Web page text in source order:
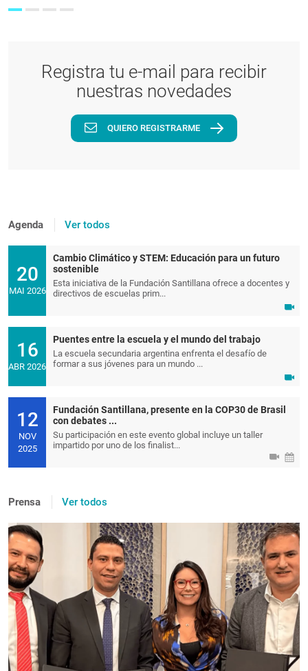
Registra tu e-mail para recibir
nuestras novedades
QUIERO REGISTRARME
Agenda Ver todos
20
MAI 2026
Cambio Climático y STEM: Educación para un futuro
sostenible
Esta iniciativa de la Fundación Santillana ofrece a docentes y
directivos de escuelas prim...
16
ABR 2026
Puentes entre la escuela y el mundo del trabajo
La escuela secundaria argentina enfrenta el desafío de
formar a sus jóvenes para un mundo ...
12
NOV
2025
Fundación Santillana, presente en la COP30 de Brasil
con debates ...
Su participación en este evento global incluye un taller
impartido por uno de los finalist...
Prensa Ver todos